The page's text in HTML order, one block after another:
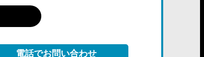
電話でお問い合わせ